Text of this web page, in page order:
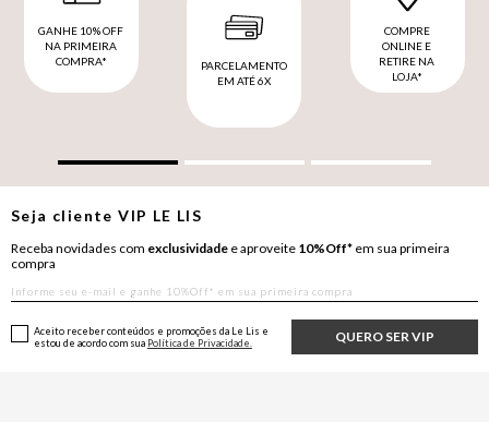
GANHE 10% OFF
NA PRIMEIRA
COMPRA*
PARCELAMENTO
EM ATÉ 6X
COMPRE
ONLINE E
RETIRE NA
LOJA*
Seja clienteVIP LE LIS
Receba novidades com exclusividade e aproveite 10%Off* em sua primeira
compra
QUERO SER VIP
Aceito receber conteúdos e promoções da Le Lis e
estou de acordo com sua Política de Privacidade.